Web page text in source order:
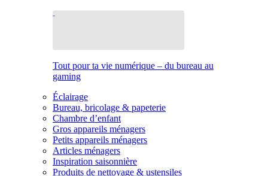
Tout pour ta vie numérique – du bureau au
gaming
Éclairage
Bureau, bricolage & papeterie
Chambre d’enfant
Gros appareils ménagers
Petits appareils ménagers
Articles ménagers
Inspiration saisonnière
Produits de nettoyage & ustensiles